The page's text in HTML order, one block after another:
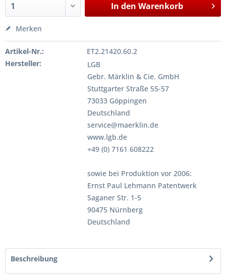
In den Warenkorb
Merken
Artikel-Nr.:
ET2.21420.60.2
Hersteller:
LGB
Gebr. Märklin & Cie. GmbH
Stuttgarter Straße 55-57
73033 Göppingen
Deutschland
service@maerklin.de
www.lgb.de
+49 (0) 7161 608222
sowie bei Produktion vor 2006:
Ernst Paul Lehmann Patentwerk
Saganer Str. 1-5
90475 Nürnberg
Deutschland
Beschreibung